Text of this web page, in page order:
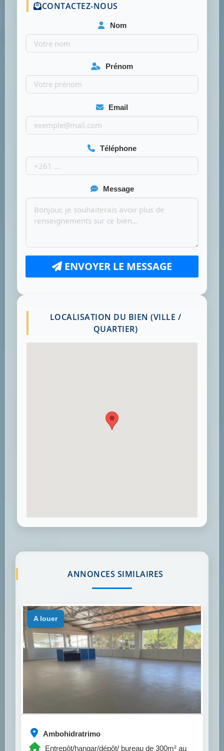
CONTACTEZ-NOUS
Nom
Prénom
Email
Téléphone
Message
ENVOYER LE MESSAGE
LOCALISATION DU BIEN (VILLE /
QUARTIER)
ANNONCES SIMILAIRES
Ambohidratrimo
Entrepôt/hangar/dépôt/ bureau de 300m² au
a louer